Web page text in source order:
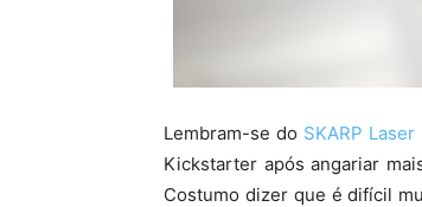
Lembram-se do SKARP
Kickstarter após angariar
Costumo dizer que é difícil